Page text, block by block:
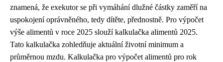
znamená, že exekutor se při vymáhání dlužné částky zaměří na
uspokojení oprávněného, tedy dítěte, přednostně. Pro výpočet
výše alimentů v roce 2025 slouží kalkulačka alimentů 2025.
Tato kalkulačka zohledňuje aktuální životní minimum a
průměrnou mzdu. Kalkulačka pro výpočet alimentů pro rok